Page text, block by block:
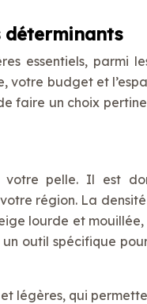
déterminants
essentiels, parmi
votre budget et
faire un choix
pelle. Il est
région. La
lourde et mouillée,
outil spécifique
légères, qui